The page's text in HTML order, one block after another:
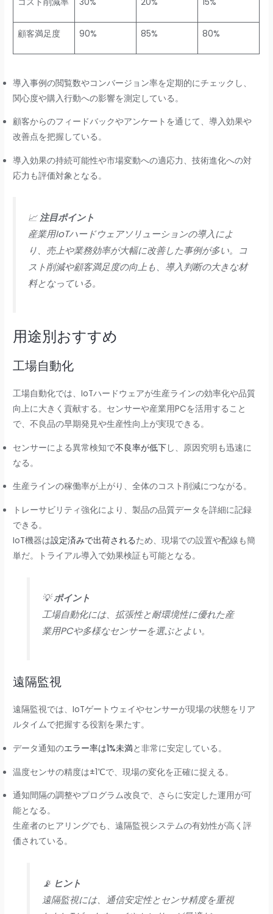
コスト削減率 30% 20% 15%
顧客満足度 90% 85% 80%
導入事例の閲覧数やコンバージョン率を定期的にチェックし、
関心度や購入行動への影響を測定している。
顧客からのフィードバックやアンケートを通じて、導入効果や
改善点を把握している。
導入効果の持続可能性や市場変動への適応力、技術進化への対
応力も評価対象となる。
📈注目ポイント
産業用IoTハードウェアソリューションの導入によ
り、売上や業務効率が大幅に改善した事例が多い。コ
スト削減や顧客満足度の向上も、導入判断の大きな材
料となっている。
用途別おすすめ
工場自動化
工場自動化では、IoTハードウェアが生産ラインの効率化や品質
向上に大きく貢献する。センサーや産業用PCを活用すること
で、不良品の早期発見や生産性向上が実現できる。
センサーによる異常検知で不良率が低下し、原因究明も迅速に
なる。
生産ラインの稼働率が上がり、全体のコスト削減につながる。
トレーサビリティ強化により、製品の品質データを詳細に記録
できる。
IoT機器は設定済みで出荷されるため、現場での設置や配線も簡
単だ。トライアル導入で効果検証も可能となる。
💡ポイント
工場自動化には、拡張性と耐環境性に優れた産
業用PCや多様なセンサーを選ぶとよい。
遠隔監視
遠隔監視では、IoTゲートウェイやセンサーが現場の状態をリア
ルタイムで把握する役割を果たす。
データ通知のエラー率は1%未満と非常に安定している。
温度センサの精度は±1℃で、現場の変化を正確に捉える。
通知間隔の調整やプログラム改良で、さらに安定した運用が可
能となる。
生産者のヒアリングでも、遠隔監視システムの有効性が高く評
価されている。
📡 ヒント
遠隔監視には、通信安定性とセンサ精度を重視